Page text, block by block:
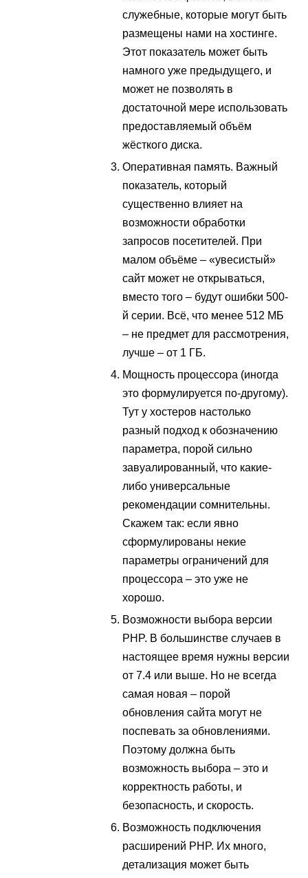
служебные, которые могут быть
размещены нами на хостинге.
Этот показатель может быть
намного уже предыдущего, и
может не позволять в
достаточной мере использовать
предоставляемый объём
жёсткого диска.
Оперативная память. Важный
показатель, который
существенно влияет на
возможности обработки
запросов посетителей. При
малом объёме – «увесистый»
сайт может не открываться,
вместо того – будут ошибки 500-
й серии. Всё, что менее 512 МБ
– не предмет для рассмотрения,
лучше – от 1 ГБ.
Мощность процессора (иногда
это формулируется по-другому).
Тут у хостеров настолько
разный подход к обозначению
параметра, порой сильно
завуалированный, что какие-
либо универсальные
рекомендации сомнительны.
Скажем так: если явно
сформулированы некие
параметры ограничений для
процессора – это уже не
хорошо.
Возможности выбора версии
PHP. В большинстве случаев в
настоящее время нужны версии
от 7.4 или выше. Но не всегда
самая новая – порой
обновления сайта могут не
поспевать за обновлениями.
Поэтому должна быть
возможность выбора – это и
корректность работы, и
безопасность, и скорость.
Возможность подключения
расширений PHP. Их много,
детализация может быть